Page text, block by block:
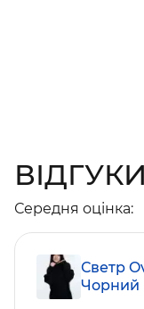
ВІДГУКИ
Середня оцінка:
Светр
Чорний